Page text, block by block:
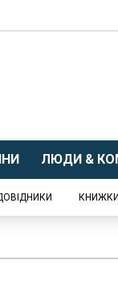
ЛЮДИ &
КНИЖКИ